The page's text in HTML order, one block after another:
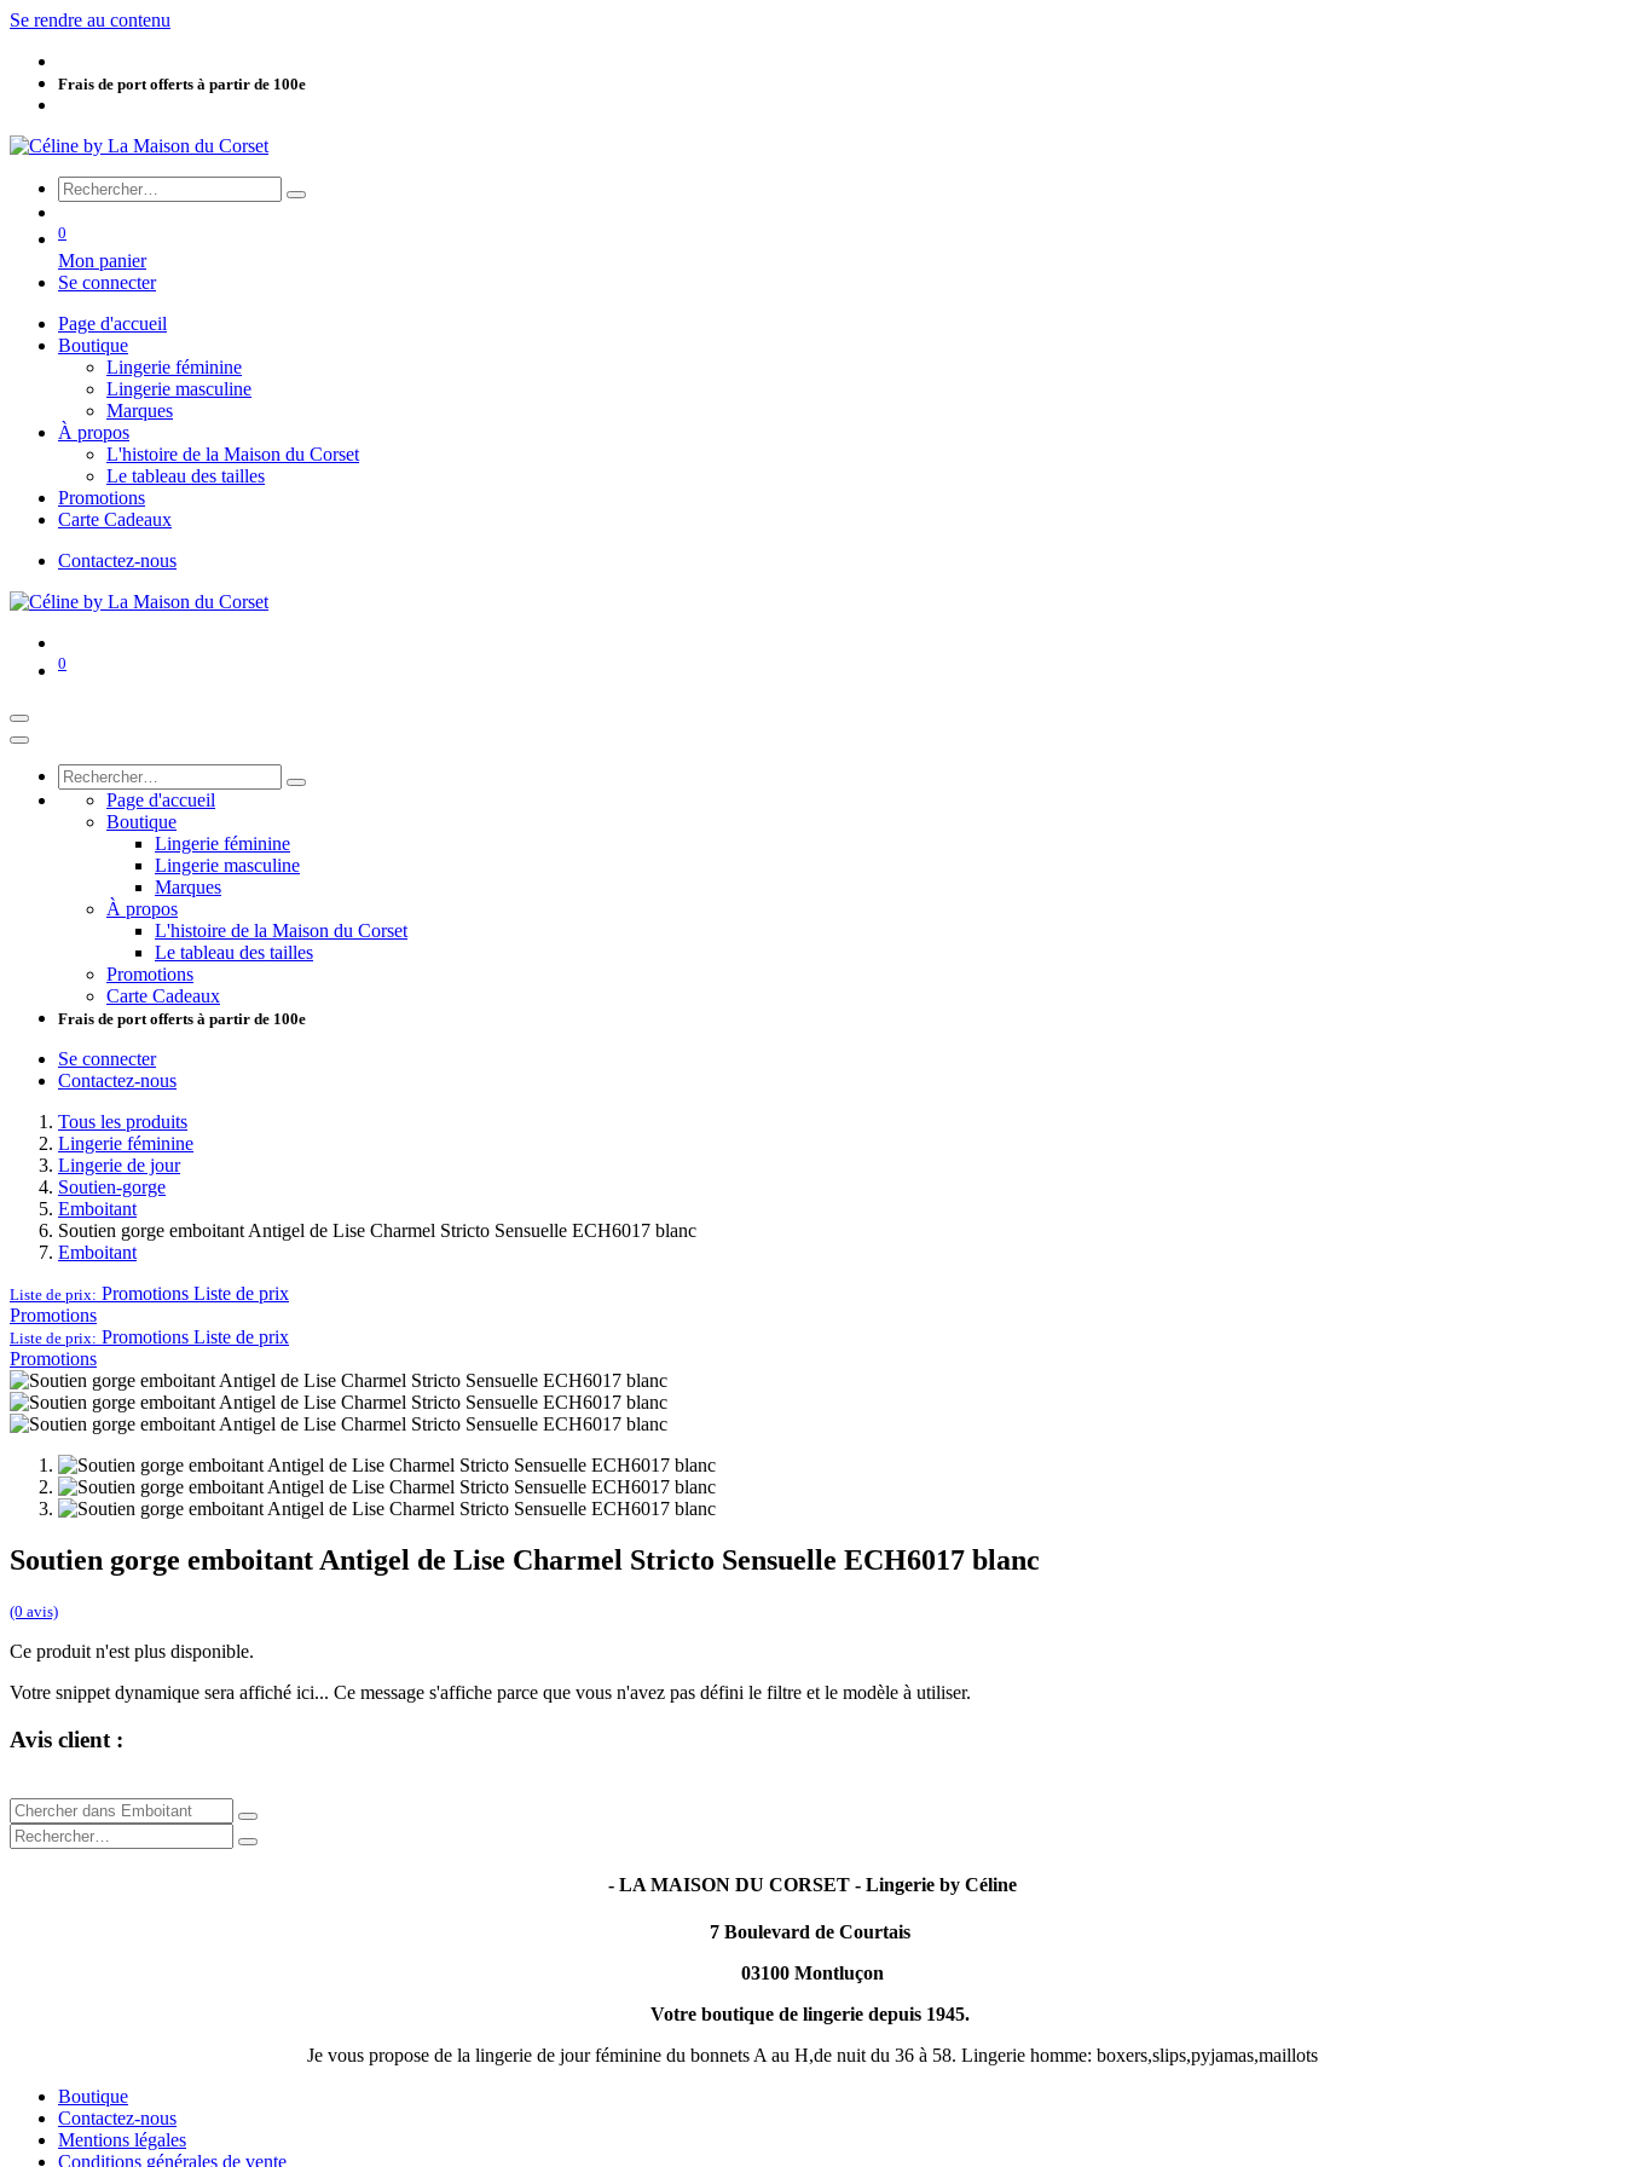
Se rendre au contenu
Frais de port offerts à partir de 100e
0
Mon panier
Se connecter
Page d'accueil
Boutique
Lingerie féminine
Lingerie masculine
Marques
À propos
L'histoire de la Maison du Corset
Le tableau des tailles
Promotions
Carte Cadeaux
Contactez-nous
0
Page d'accueil
Boutique
Lingerie féminine
Lingerie masculine
Marques
À propos
L'histoire de la Maison du Corset
Le tableau des tailles
Promotions
Carte Cadeaux
Frais de port offerts à partir de 100e
Se connecter
Contactez-nous
Tous les produits
Lingerie féminine
Lingerie de jour
Soutien-gorge
Emboitant
Soutien gorge emboitant Antigel de Lise Charmel Stricto Sensuelle ECH6017 blanc
Emboitant
Liste de prix: Promotions Liste de prix
Promotions
Liste de prix: Promotions Liste de prix
Promotions
Soutien gorge emboitant Antigel de Lise Charmel Stricto Sensuelle ECH6017 blanc
(0 avis)
Ce produit n'est plus disponible.
Votre snippet dynamique sera affiché ici... Ce message s'affiche parce que vous n'avez pas défini le filtre et le modèle à utiliser.
Avis client :
- LA MAISON DU CORSET - Lingerie by Céline
7 Boulevard de Courtais
03100 Montluçon
Votre boutique de lingerie depuis 1945.
Je vous propose de la lingerie de jour féminine du bonnets A au H,de nuit du 36 à 58. Lingerie homme: boxers,slips,pyjamas,maillots
Boutique
Contactez-nous
Mentions légales
Conditions générales de vente